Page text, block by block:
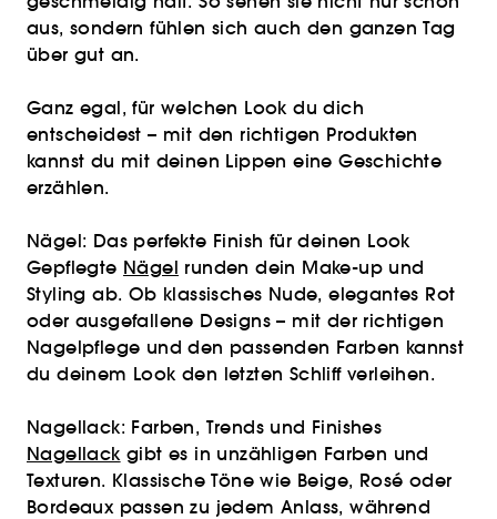
aus, sondern fühlen sich auch den ganzen Tag
über gut an.
Ganz egal, für welchen Look du dich
entscheidest – mit den richtigen Produkten
kannst du mit deinen Lippen eine Geschichte
erzählen.
Nägel: Das perfekte Finish für deinen Look
Gepflegte Nägel runden dein Make-up und
Styling ab. Ob klassisches Nude, elegantes Rot
oder ausgefallene Designs – mit der richtigen
Nagelpflege und den passenden Farben kannst
du deinem Look den letzten Schliff verleihen.
Nagellack: Farben, Trends und Finishes
Nagellackgibt es in unzähligen Farben und
Texturen. Klassische Töne wie Beige, Rosé oder
Bordeaux passen zu jedem Anlass, während